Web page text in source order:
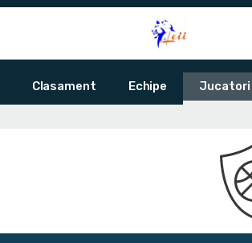
Clasament Echipe Jucatori